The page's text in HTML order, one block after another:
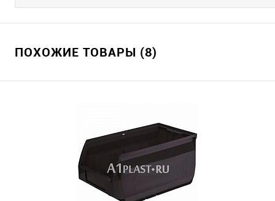
ПОХОЖИЕ ТОВАРЫ (8)